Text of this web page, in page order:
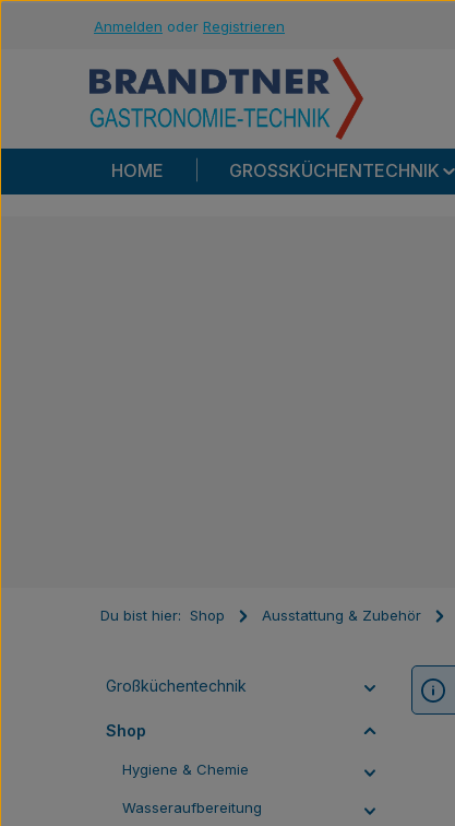
Hauptinhalt springen
Zur Suche springen
Zur Hauptnavigation springen
Anmelden oder Registrieren
HOME GROSSKÜCHENTECHNIK
Du bist hier: Shop Ausstattung & Zubehör
Großküchentechnik
Shop
Hygiene & Chemie
Wasseraufbereitung